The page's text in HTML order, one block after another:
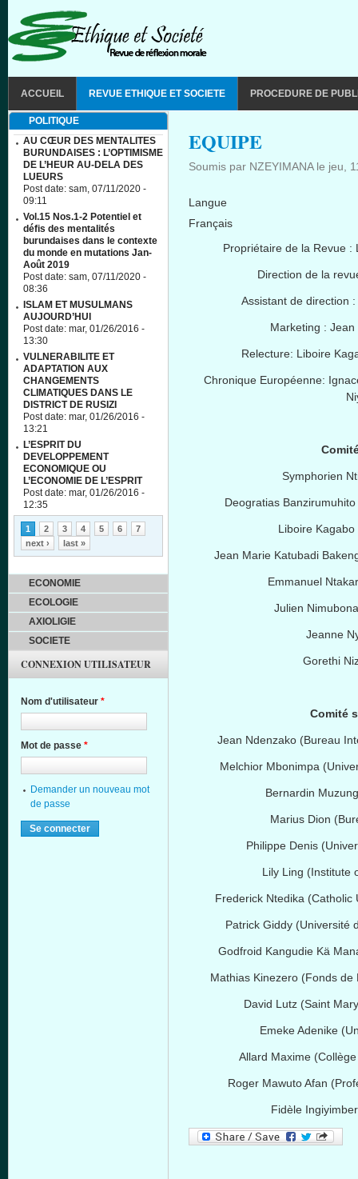
ACCUEIL REVUE ETHIQUE ET SOCIETE PROCEDURE DE
EQUIPE
Soumis par NZEYIMANAle jeu,
Langue
Français
Propriétairede la Revue :
Direction de la
Assistant de direction
Marketing : Jean
Relecture: Liboire
Chronique Européenne:
Symphorien
Deogratias Banzirumuhito
Liboire Kagabo
Jean Marie Katubadi
Emmanuel
Julien Nimubona
Jeanne
Gorethi
Comité
Jean Ndenzako (Bureau
Melchior Mbonimpa
Bernardin
Marius Dion
Philippe Denis
Lily Ling (Institute
Frederick Ntedika (Catholic
Patrick Giddy (Université
Godfroid Kangudie Kä
Mathias Kinezero (Fonds
David Lutz (Saint
Emeke Adenike
Allard Maxime
Roger Mawuto Afan
Fidèle
POLITIQUE
AU CŒUR DES MENTALITES
BURUNDAISES : L’OPTIMISME
DE L’HEUR AU-DELA DES
LUEURS
Post date: sam, 07/11/2020 -
09:11
Vol.15 Nos.1-2 Potentiel et
défis des mentalités
burundaises dans le contexte
du monde en mutations Jan-
Août 2019
Post date: sam, 07/11/2020 -
08:36
ISLAM ET MUSULMANS
AUJOURD’HUI
Post date: mar, 01/26/2016 -
13:30
VULNERABILITE ET
ADAPTATION AUX
CHANGEMENTS
CLIMATIQUES DANS LE
DISTRICT DE RUSIZI
Post date: mar, 01/26/2016 -
13:21
L’ESPRIT DU
DEVELOPPEMENT
ECONOMIQUE OU
L’ECONOMIE DE L’ESPRIT
Post date: mar, 01/26/2016 -
12:35
Pages
1 2 3 4 5 6
7
next ›
last »
ECONOMIE
ECOLOGIE
AXIOLIGIE
SOCIETE
CONNEXION UTILISATEUR
Nom d'utilisateur *
Mot de passe *
Demander un nouveau mot
de passe